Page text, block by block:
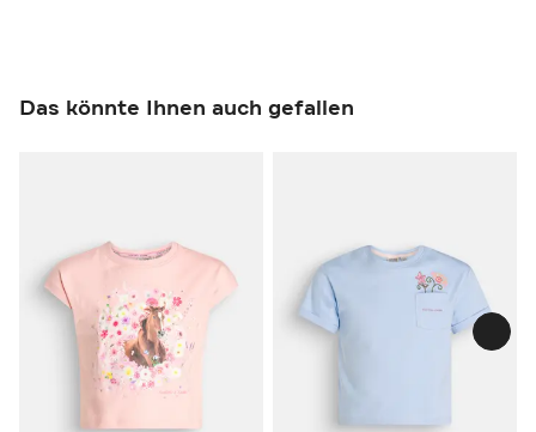
Das könnte Ihnen auch gefallen